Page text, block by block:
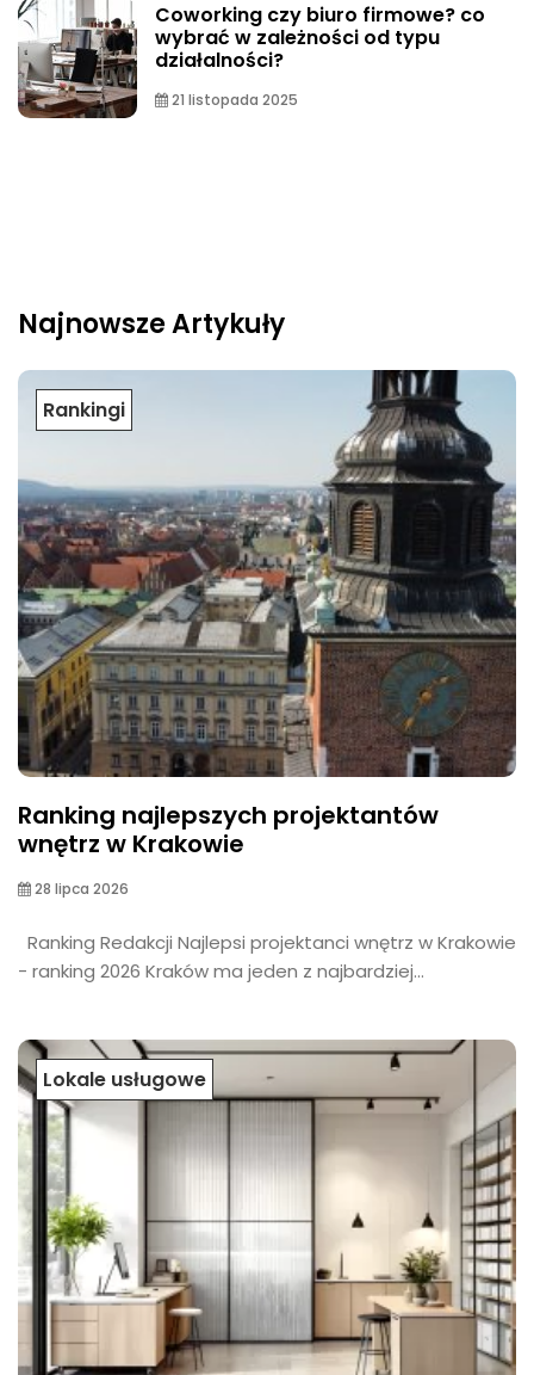
Coworking czy biuro firmowe? co
wybrać w zależności od typu
działalności?
21 listopada 2025
Najnowsze Artykuły
Rankingi
Ranking najlepszych projektantów
wnętrz w Krakowie
28 lipca 2026
Ranking Redakcji Najlepsi projektanci wnętrz w Krakowie
- ranking 2026 Kraków ma jeden z najbardziej...
Lokale usługowe